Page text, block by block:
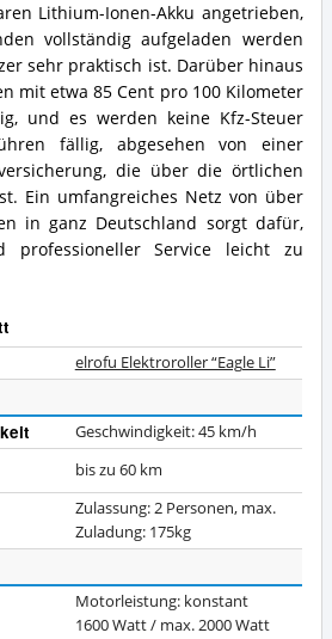
Lithium-Ionen-Akku angetrieben,
vollständig aufgeladen werden
sehr praktisch ist. Darüber hinaus
mit etwa 85 Cent pro 100 Kilometer
und es werden keine Kfz-Steuer
fällig, abgesehen von einer
die über die örtlichen
Ein umfangreiches Netz von über
in ganz Deutschland sorgt dafür,
professioneller Service leicht zu
elrofu Elektroroller “Eagle Li”
Geschwindigkeit: 45 km/h
bis zu 60 km
Zulassung: 2 Personen, max.
Zuladung: 175kg
Motorleistung: konstant
1600 Watt / max. 2000 Watt